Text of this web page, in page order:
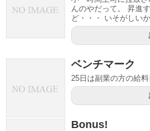
んのやだって。 昇進
ど・・・ いそがしい
ベンチマーク
25日は副業の方の給料
Bonus!